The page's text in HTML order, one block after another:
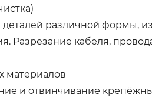
различной формы,
Разрезание кабеля,
материалов
и отвинчивание